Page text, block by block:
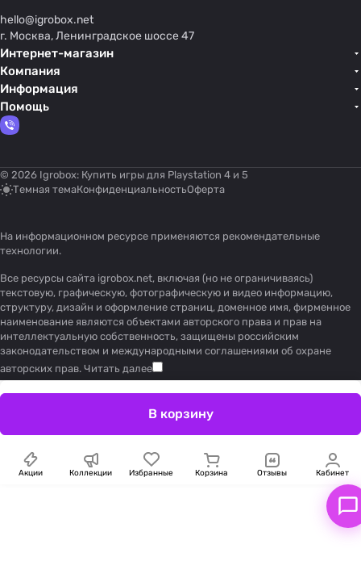
hello@igrobox.net
г. Москва, Ленинградское шоссе 47
Интернет-магазин
Компания
Информация
Помощь
© 2026 Igrobox: Купить игры для Playstation 4 и 5
Темная темаКонфиденциальностьОферта
На информационном ресурсе применяются рекомендательные
технологии.
Все ресурсы сайта igrobox.net, включая (но не ограничиваясь)
текстовую, графическую, фотографическую и видео информацию,
структуру, дизайн и оформление страниц, доменное имя, фирменное
наименование являются объектами авторского права и прав на
интеллектуальную собственность, защищены российским
законодательством и международными соглашениями об охране
авторских прав. Читать далее
В корзину
Акции Коллекции Избранные Корзина Отзывы Кабинет